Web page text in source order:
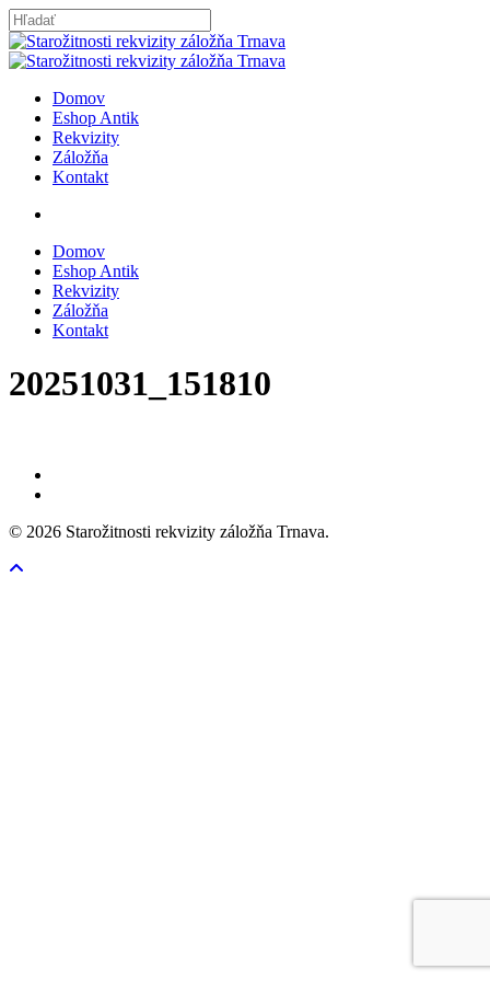
Skip
to
main
Close
Search
search
Menu
Domov
Eshop Antik
Rekvizity
Záložňa
Kontakt
Domov
Eshop Antik
Rekvizity
Záložňa
Kontakt
20251031_151810
© 2026 Starožitnosti rekvizity záložňa Trnava.